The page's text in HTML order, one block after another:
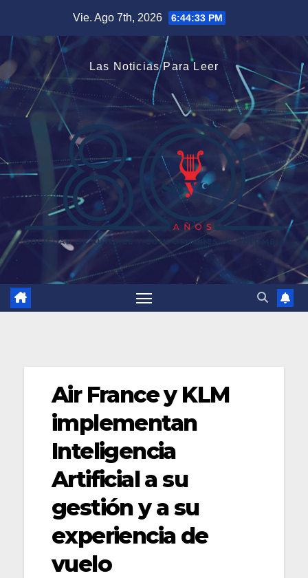
contenido
Vie. Ago 7th, 2026 6:44:34 PM
Las Noticias Para Leer
Air France y KLM
implementan
Inteligencia
Artificial a su
gestión y a su
experiencia de
vuelo